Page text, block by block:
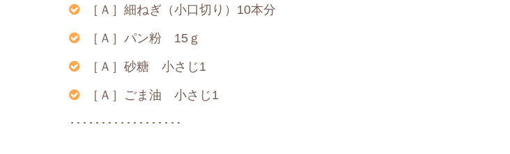
［Ａ］細ねぎ（小口切り）10本分
［Ａ］パン粉 15ｇ
［Ａ］砂糖 小さじ1
［Ａ］ごま油 小さじ1
･･････････････････